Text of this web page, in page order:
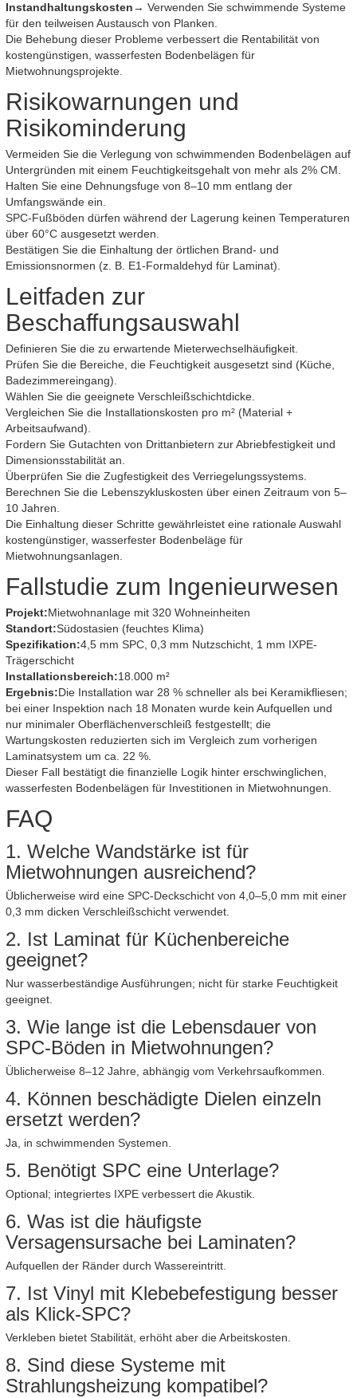
Instandhaltungskosten→ Verwenden Sie schwimmende Systeme
für den teilweisen Austausch von Planken.
Die Behebung dieser Probleme verbessert die Rentabilität von
kostengünstigen, wasserfesten Bodenbelägen für
Mietwohnungsprojekte.
Risikowarnungen und
Risikominderung
Vermeiden Sie die Verlegung von schwimmenden Bodenbelägen auf
Untergründen mit einem Feuchtigkeitsgehalt von mehr als 2% CM.
Halten Sie eine Dehnungsfuge von 8–10 mm entlang der
Umfangswände ein.
SPC-Fußböden dürfen während der Lagerung keinen Temperaturen
über 60°C ausgesetzt werden.
Bestätigen Sie die Einhaltung der örtlichen Brand- und
Emissionsnormen (z. B. E1-Formaldehyd für Laminat).
Leitfaden zur
Beschaffungsauswahl
Definieren Sie die zu erwartende Mieterwechselhäufigkeit.
Prüfen Sie die Bereiche, die Feuchtigkeit ausgesetzt sind (Küche,
Badezimmereingang).
Wählen Sie die geeignete Verschleißschichtdicke.
Vergleichen Sie die Installationskosten pro m² (Material +
Arbeitsaufwand).
Fordern Sie Gutachten von Drittanbietern zur Abriebfestigkeit und
Dimensionsstabilität an.
Überprüfen Sie die Zugfestigkeit des Verriegelungssystems.
Berechnen Sie die Lebenszykluskosten über einen Zeitraum von 5–
10 Jahren.
Die Einhaltung dieser Schritte gewährleistet eine rationale Auswahl
kostengünstiger, wasserfester Bodenbeläge für
Mietwohnungsanlagen.
Fallstudie zum Ingenieurwesen
Projekt:Mietwohnanlage mit 320 Wohneinheiten
Standort:Südostasien (feuchtes Klima)
Spezifikation:4,5 mm SPC, 0,3 mm Nutzschicht, 1 mm IXPE-
Trägerschicht
Installationsbereich:18.000 m²
Ergebnis:Die Installation war 28 % schneller als bei Keramikfliesen;
bei einer Inspektion nach 18 Monaten wurde kein Aufquellen und
nur minimaler Oberflächenverschleiß festgestellt; die
Wartungskosten reduzierten sich im Vergleich zum vorherigen
Laminatsystem um ca. 22 %.
Dieser Fall bestätigt die finanzielle Logik hinter erschwinglichen,
wasserfesten Bodenbelägen für Investitionen in Mietwohnungen.
FAQ
1. Welche Wandstärke ist für
Mietwohnungen ausreichend?
Üblicherweise wird eine SPC-Deckschicht von 4,0–5,0 mm mit einer
0,3 mm dicken Verschleißschicht verwendet.
2. Ist Laminat für Küchenbereiche
geeignet?
Nur wasserbeständige Ausführungen; nicht für starke Feuchtigkeit
geeignet.
3. Wie lange ist die Lebensdauer von
SPC-Böden in Mietwohnungen?
Üblicherweise 8–12 Jahre, abhängig vom Verkehrsaufkommen.
4. Können beschädigte Dielen einzeln
ersetzt werden?
Ja, in schwimmenden Systemen.
5. Benötigt SPC eine Unterlage?
Optional; integriertes IXPE verbessert die Akustik.
6. Was ist die häufigste
Versagensursache bei Laminaten?
Aufquellen der Ränder durch Wassereintritt.
7. Ist Vinyl mit Klebebefestigung besser
als Klick-SPC?
Verkleben bietet Stabilität, erhöht aber die Arbeitskosten.
8. Sind diese Systeme mit
Strahlungsheizung kompatibel?